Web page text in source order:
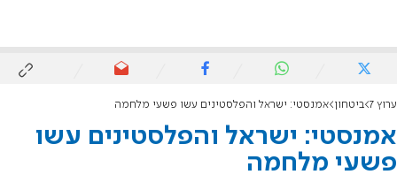
ערוץ 7 ביטחון אמנסטי: ישראל והפלסטינים עשו פשעי מלחמה
אמנסטי: ישראל והפלסטינים עשו
פשעי מלחמה